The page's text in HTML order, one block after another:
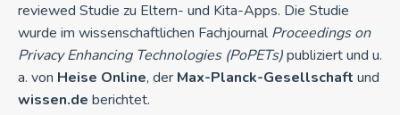
reviewed Studie zu Eltern- und Kita-Apps. Die Studie
wurde im wissenschaftlichen FachjournalProceedings on
Privacy Enhancing Technologies (PoPETs)publiziert und u.
a. von Heise Online, der Max-Planck-Gesellschaft und
wissen.de berichtet.